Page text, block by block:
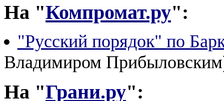
На "Компромат.ру":
"Русский порядок" по
Владимиром
На "Грани.ру":